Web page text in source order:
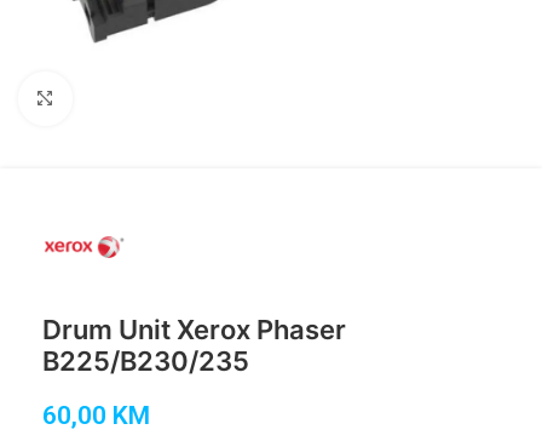
Drum Unit Xerox Phaser
B225/B230/235
60,00 KM